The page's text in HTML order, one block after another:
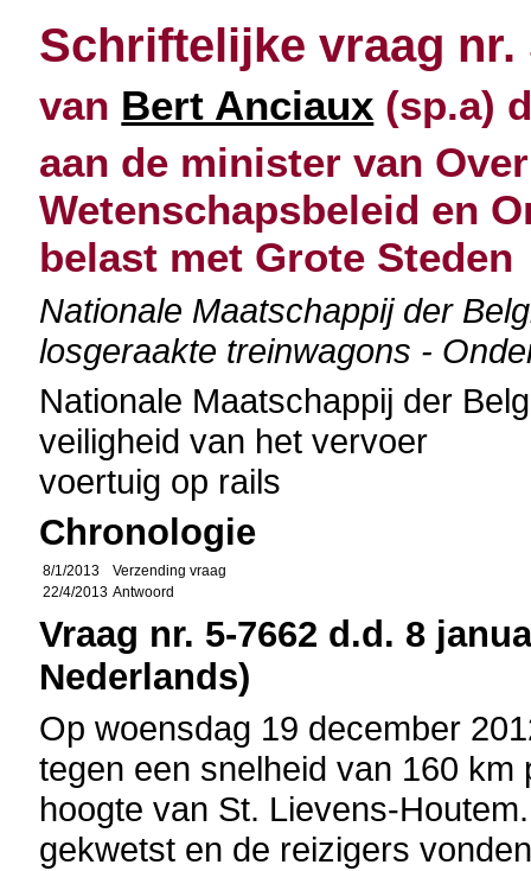
Schriftelijke vraag nr.
van Bert Anciaux (sp.a)
aan de minister van
Wetenschapsbeleid en
belast met Grote Steden
Nationale Maatschappij der
losgeraakte treinwagons -
Nationale Maatschappij der
veiligheid van het vervoer
voertuig op rails
Chronologie
8/1/2013
Verzending vraag
22/4/2013 Antwoord
Vraag nr. 5-7662 d.d. 8
Nederlands)
Op woensdag 19 december
tegen een snelheid van 160
hoogte van St. Lievens-
gekwetst en de reizigers